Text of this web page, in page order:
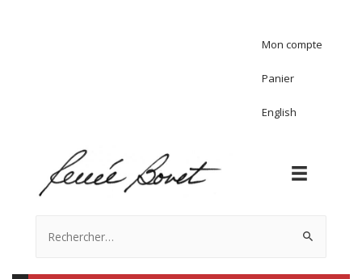
Mon compte
Panier
English